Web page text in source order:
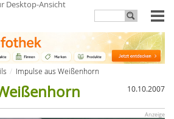
Desktop-Ansicht
Impulse aus Weißenhorn
10.10.2007
Anzeige